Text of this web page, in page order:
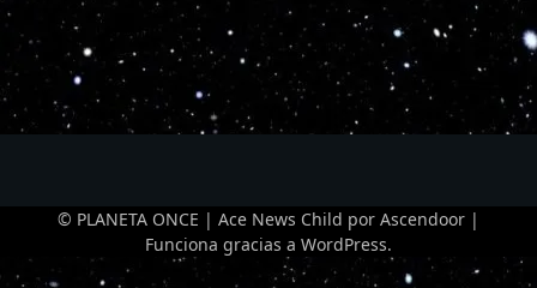
© PLANETA ONCE | Ace News Child por Ascendoor |
Funciona gracias a WordPress.